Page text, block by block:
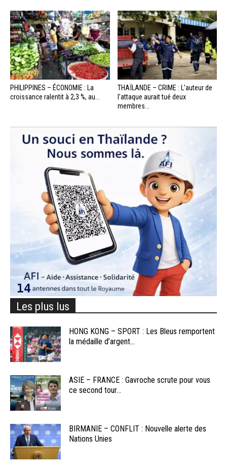
PHILIPPINES – ÉCONOMIE : La
croissance ralentit à 2,3 %, au...
THAÏLANDE – CRIME : L’auteur de
l’attaque aurait tué deux
membres...
Les plus lus
HONG KONG – SPORT : Les Bleus remportent
la médaille d’argent...
ASIE – FRANCE : Gavroche scrute pour vous
ce second tour...
BIRMANIE – CONFLIT : Nouvelle alerte des
Nations Unies